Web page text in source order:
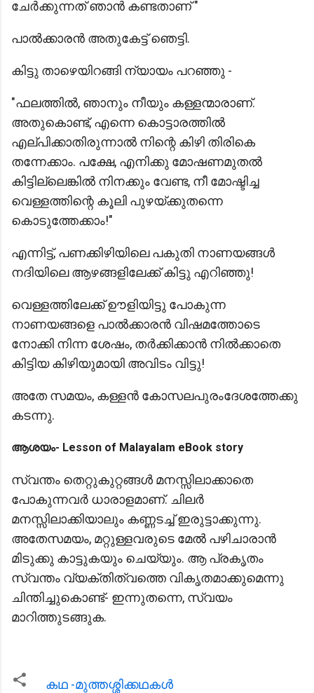
ചേർക്കുന്നത് ഞാൻ കണ്ടതാണ് "
പാൽക്കാരൻ അതുകേട്ട് ഞെട്ടി.
കിട്ടു താഴെയിറങ്ങി ന്യായം പറഞ്ഞു -
"ഫലത്തില്‍, ഞാനും നീയും കള്ളന്മാരാണ്.
അതുകൊണ്ട്, എന്നെ കൊട്ടാരത്തില്‍
എല്പിക്കാതിരുന്നാല്‍ നിന്റെ കിഴി തിരികെ
തന്നേക്കാം. പക്ഷേ, എനിക്കു മോഷണമുതൽ
കിട്ടില്ലെങ്കിൽ നിനക്കും വേണ്ട, നീ മോഷ്ടിച്ച
വെള്ളത്തിന്റെ കൂലി പുഴയ്ക്കുതന്നെ
കൊടുത്തേക്കാം!"
എന്നിട്ട്, പണക്കിഴിയിലെ പകുതി നാണയങ്ങൾ
നദിയിലെ ആഴങ്ങളിലേക്ക് കിട്ടു എറിഞ്ഞു!
വെള്ളത്തിലേക്ക് ഊളിയിട്ടു പോകുന്ന
നാണയങ്ങളെ പാൽക്കാരൻ വിഷമത്തോടെ
നോക്കി നിന്ന ശേഷം, തർക്കിക്കാന്‍ നില്‍ക്കാതെ
കിട്ടിയ കിഴിയുമായി അവിടം വിട്ടു!
അതേ സമയം, കള്ളന്‍ കോസലപുരംദേശത്തേക്കു
കടന്നു.
ആശയം- Lesson of Malayalam eBook story
സ്വന്തം തെറ്റുകുറ്റങ്ങൾ മനസ്സിലാക്കാതെ
പോകുന്നവർ ധാരാളമാണ്. ചിലർ
മനസ്സിലാക്കിയാലും കണ്ണടച്ച് ഇരുട്ടാക്കുന്നു.
അതേസമയം, മറ്റുള്ളവരുടെ മേൽ പഴിചാരാൻ
മിടുക്കു കാട്ടുകയും ചെയ്യും. ആ പ്രകൃതം
സ്വന്തം വ്യക്തിത്വത്തെ വികൃതമാക്കുമെന്നു
ചിന്തിച്ചുകൊണ്ട്- ഇന്നുതന്നെ, സ്വയം
മാറിത്തുടങ്ങുക.
കഥ -മുത്തശ്ശിക്കഥകള്‍